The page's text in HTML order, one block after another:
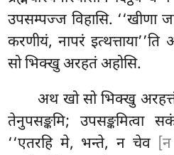
उपसम्पज्ज विहासि. ‘‘खीणा
करणीयं, नापरं
सो भिक्खु अरहतं अहोसि.
अथ खो सो भिक्खु
तेनुपसङ्कमि;
‘‘एतरहि मे, भन्ते, न चेव